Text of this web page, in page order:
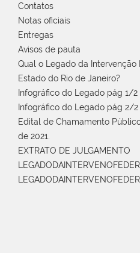
Contatos
Notas oficiais
Entregas
Avisos de pauta
Qual o Legado da Intervenção
Estado do Rio de Janeiro?
Infográfico do Legado pág 1/2
Infográfico do Legado pág 2/2
Edital de Chamamento
de 2021.
EXTRATO DE JULGAMENTO